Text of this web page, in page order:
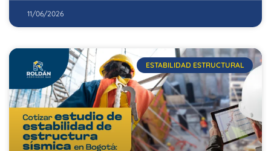
11/06/2026
ESTABILIDAD ESTRUCTURAL